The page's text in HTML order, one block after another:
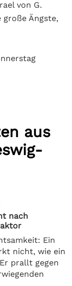
von G.
große Ängste,
aus
nach
Ein
nicht, wie ein
prallt gegen